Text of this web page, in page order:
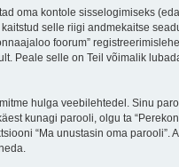
oma kontole sisselogimiseks
selle riigi andmekaitse
foorum”
Peale selle on Teil võimalik
hulga veebilehtedel. Sinu
kunagi parooli, olgu ta
“Ma unustasin oma parooli”.